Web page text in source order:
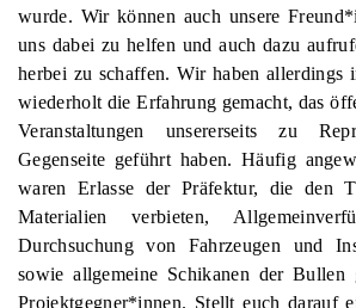
wurde. Wir können auch unsere
uns dabei zu helfen und auch dazu
herbei zu schaffen. Wir haben allerdings
wiederholt die Erfahrung gemacht, das
Veranstaltungen unsererseits zu
Gegenseite geführt haben. Häufig
waren Erlasse der Präfektur, die den
Materialien verbieten,
Durchsuchung von Fahrzeugen und
sowie allgemeine Schikanen der Bullen
Projektgegner*innen. Stellt euch darauf